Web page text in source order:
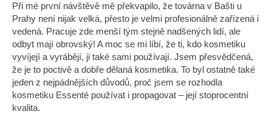
Při mé první návštěvě mě překvapilo, že továrna v Bašti u
Prahy není nijak velká, přesto je velmi profesionálně zařízená i
vedená. Pracuje zde menší tým stejně nadšených lidí, ale
odbyt mají obrovský! A moc se mi líbí, že ti, kdo kosmetiku
vyvíjejí a vyrábějí, ji také sami používají. Jsem přesvědčená,
že je to poctivě a dobře dělaná kosmetika. To byl ostatně také
jeden z nejpádnějších důvodů, proč jsem se rozhodla
kosmetiku Essenté používat i propagovat – její stoprocentní
kvalita.